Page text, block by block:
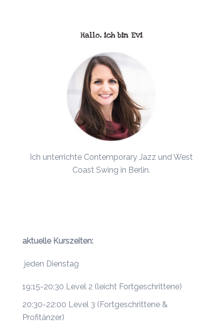
Hallo, ich bin Evi
Ich unterrichte Contemporary Jazz undWest
Coast Swing in Berlin.
aktuelle Kurszeiten:
jeden Dienstag
19:15-20:30 Level 2 (leicht Fortgeschrittene)
20:30-22:00 Level 3 (Fortgeschrittene &
Profitänzer)